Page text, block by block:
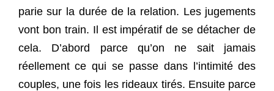
parie sur la durée de la relation. Les jugements
vont bon train. Il est impératif de se détacher de
cela. D’abord parce qu’on ne sait jamais
réellement ce qui se passe dans l’intimité des
couples, une fois les rideaux tirés. Ensuite parce